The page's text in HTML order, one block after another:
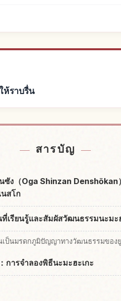
ห้ราบรื่น
สารบัญ
（Oga Shinzan Denshōkan
สโก
รียนรู้และสัมผัสวัฒนธรรมนะมะ
เป็นมรดกภูมิปัญญาทางวัฒนธรรมของ
ารจำลองพิธีนะมะฮะเกะ